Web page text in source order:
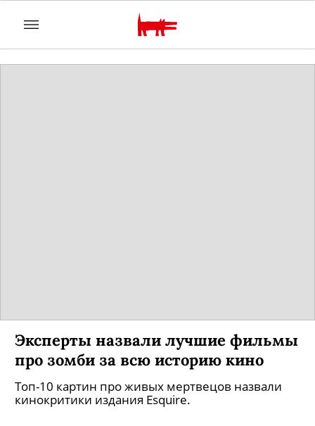
Эксперты назвали лучшие фильмы
про зомби за всю историю кино
Топ-10 картин про живых мертвецов назвали
кинокритики издания Esquire.